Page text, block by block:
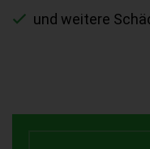
und weitere